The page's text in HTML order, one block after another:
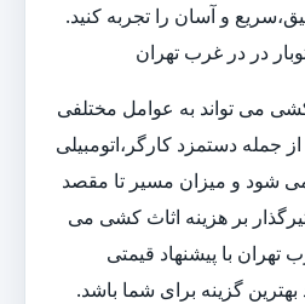
و آسان را تجربه کنید.
در در غرب تهران
می تواند به عوامل مختلفی
جمله دستمزد کارگر،اتومبیلی
شود و میزان مسیر تا مقصد
بر هزینه اثاث کشی می
تهران با پیشنهاد قیمتی
گزینه برای شما باشد.